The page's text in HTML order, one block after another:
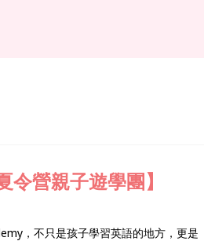
營親子遊學團】
，不只是孩子學習英語的地方，更是